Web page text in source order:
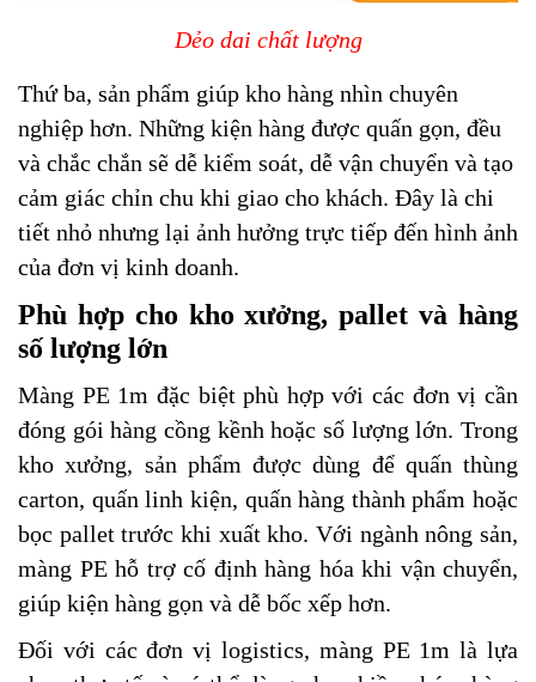
Dẻo dai chất lượng
Thứ ba, sản phẩm giúp kho hàng nhìn chuyên
nghiệp hơn. Những kiện hàng được quấn gọn, đều
và chắc chắn sẽ dễ kiểm soát, dễ vận chuyển và tạo
cảm giác chỉn chu khi giao cho khách. Đây là chi
tiết nhỏ nhưng lại ảnh hưởng trực tiếp đến hình ảnh
của đơn vị kinh doanh.
Phù hợp cho kho xưởng, pallet và hàng
số lượng lớn
Màng PE 1m đặc biệt phù hợp với các đơn vị cần
đóng gói hàng cồng kềnh hoặc số lượng lớn. Trong
kho xưởng, sản phẩm được dùng để quấn thùng
carton, quấn linh kiện, quấn hàng thành phẩm hoặc
bọc pallet trước khi xuất kho. Với ngành nông sản,
màng PE hỗ trợ cố định hàng hóa khi vận chuyển,
giúp kiện hàng gọn và dễ bốc xếp hơn.
Đối với các đơn vị logistics, màng PE 1m là lựa